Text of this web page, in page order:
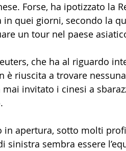
Forse, ha ipotizzato la
in quei giorni, secondo la
un tour nel paese
che ha al riguardo
è riuscita a trovare
invitato i cinesi a
in apertura, sotto molti
sinistra sembra essere